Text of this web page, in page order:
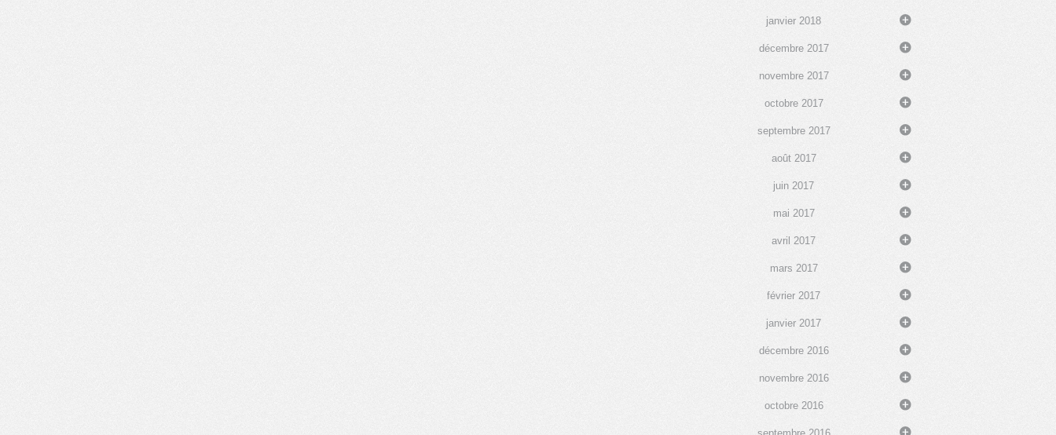
janvier 2018
décembre 2017
novembre 2017
octobre 2017
septembre 2017
août 2017
juin 2017
mai 2017
avril 2017
mars 2017
février 2017
janvier 2017
décembre 2016
novembre 2016
octobre 2016